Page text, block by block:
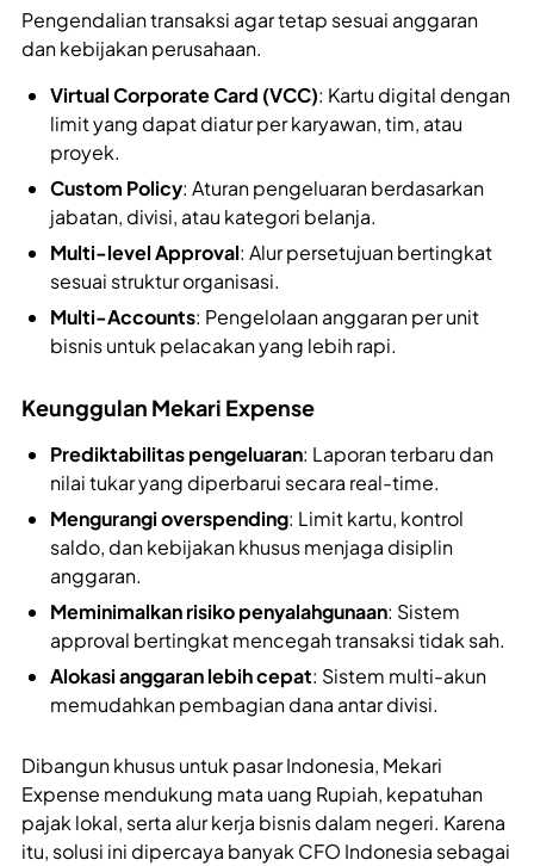
Pengendalian transaksi agar tetap sesuai anggaran
dan kebijakan perusahaan.
Virtual Corporate Card (VCC): Kartu digital dengan
limit yang dapat diatur per karyawan, tim, atau
proyek.
Custom Policy: Aturan pengeluaran berdasarkan
jabatan, divisi, atau kategori belanja.
Multi-level Approval: Alur persetujuan bertingkat
sesuai struktur organisasi.
Multi-Accounts: Pengelolaan anggaran per unit
bisnis untuk pelacakan yang lebih rapi.
Keunggulan Mekari Expense
Prediktabilitas pengeluaran: Laporan terbaru dan
nilai tukar yang diperbarui secara real-time.
Mengurangi overspending: Limit kartu, kontrol
saldo, dan kebijakan khusus menjaga disiplin
anggaran.
Meminimalkan risiko penyalahgunaan: Sistem
approval bertingkat mencegah transaksi tidak sah.
Alokasi anggaran lebih cepat: Sistem multi-akun
memudahkan pembagian dana antar divisi.
Dibangun khusus untuk pasar Indonesia, Mekari
Expense mendukung mata uang Rupiah, kepatuhan
pajak lokal, serta alur kerja bisnis dalam negeri. Karena
itu, solusi ini dipercaya banyak CFO Indonesia sebagai